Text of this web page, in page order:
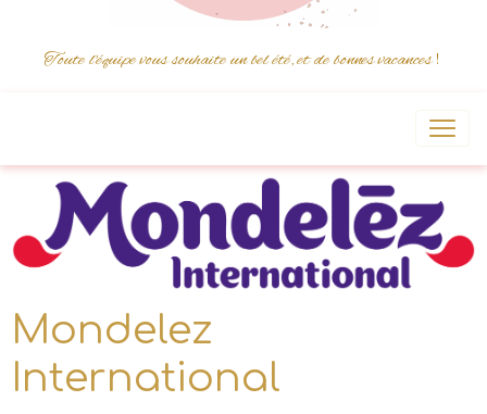
Toute l'équipe vous souhaite un bel été, et de bonnes vacances!
Mondelez
International